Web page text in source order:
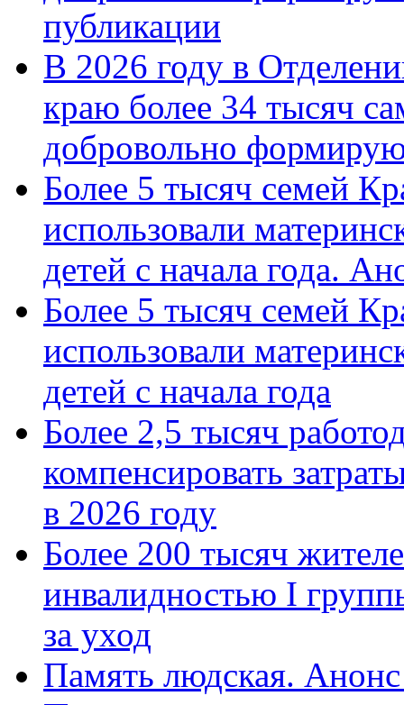
публикации
В 2026 году в
краю более 34 тысяч
добровольно
Более 5 тысяч семей
использовали
детей с начала года.
Более 5 тысяч семей
использовали
детей с начала года
Более 2,5 тысяч
компенсировать
в 2026 году
Более 200 тысяч
инвалидностью I
за уход
Память людская.